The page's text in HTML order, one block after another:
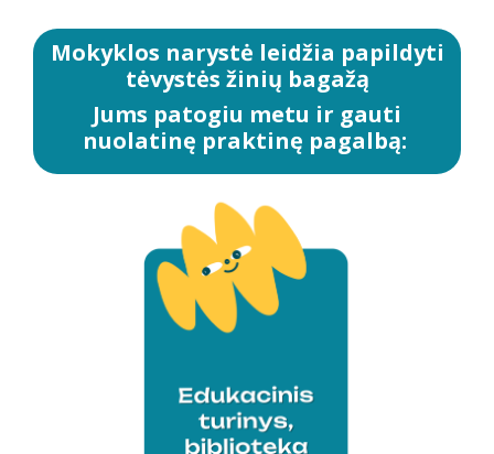
Mokyklos narystė leidžia papildyti
tėvystės žinių bagažą
Jums patogiu metu ir gauti
nuolatinę praktinę pagalbą: